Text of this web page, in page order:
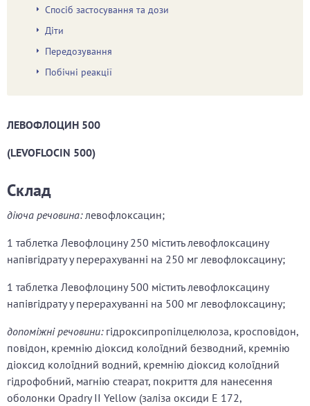
Спосіб застосування та дози
Діти
Передозування
Побічні реакції
ЛЕВОФЛОЦИН 500
(LEVOFLOCIN 500)
Склад
діюча речовина:левофлоксацин;
1 таблетка Левофлоцину 250 містить левофлоксацину
напівгідрату у перерахуванні на 250 мг левофлоксацину;
1 таблетка Левофлоцину 500 містить левофлоксацину
напівгідрату у перерахуванні на 500 мг левофлоксацину;
допоміжні речовини:гідроксипропілцелюлоза, кросповідон,
повідон, кремнію діоксид колоїдний безводний, кремнію
діоксид колоїдний водний, кремнію діоксид колоїдний
гідрофобний, магнію стеарат, покриття для нанесення
оболонки Opadry II Yellow (заліза оксиди Е 172,